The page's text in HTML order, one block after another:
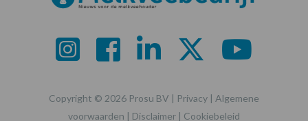
Copyright © 2026 Prosu BV | Privacy | Algemene
voorwaarden | Disclaimer | Cookiebeleid